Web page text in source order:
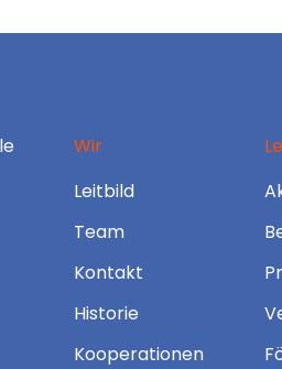
Wir
Leitbild
Team
Kontakt
Historie
Kooperationen